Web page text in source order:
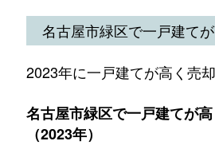
名古屋市緑区で一戸建て
2023年に一戸建てが高く売
名古屋市緑区で一戸建てが
（2023年）